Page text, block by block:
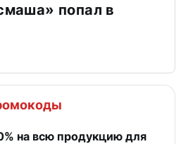
попал в
на всю продукцию для